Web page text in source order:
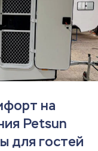
на
Petsun
для гостей